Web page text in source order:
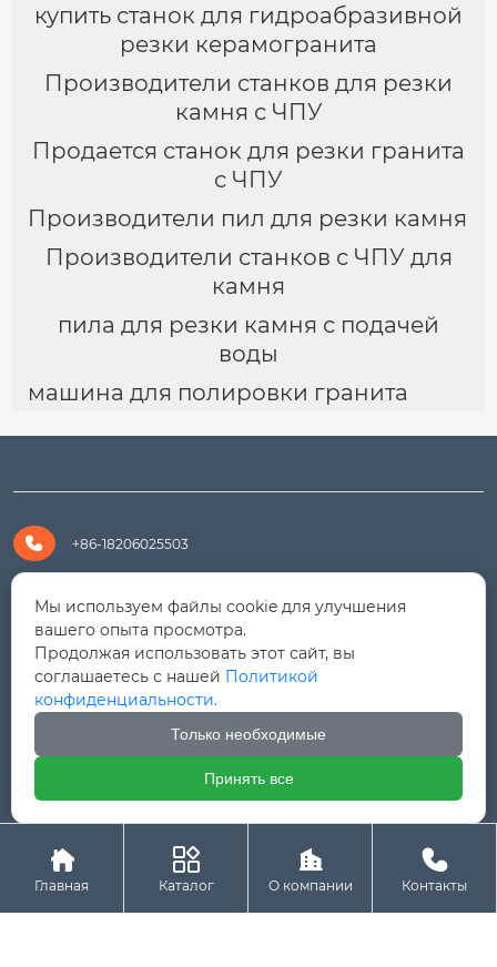
купить станок для гидроабразивной
резки керамогранита
Производители станков для резки
камня с ЧПУ
Продается станок для резки гранита
с ЧПУ
Производители пил для резки камня
Производители станков с ЧПУ для
камня
пила для резки камня с подачей
воды
машина для полировки гранита
 +86-18206025503
 +8618206025503
 yanali@hualongm.com

351144, Китай, пров.Фуцзянь, г. Путянь, район Личэн,
промышленная зона Хуанши

Авторское право © ООО "Fujian Province HuaLong

Главная

Каталог

О компании

Контакты
Мы используем файлы cookie для улучшения
вашего опыта просмотра.
Продолжая использовать этот сайт, вы
соглашаетесь с нашей Политикой
конфиденциальности.
Только необходимые
Принять все